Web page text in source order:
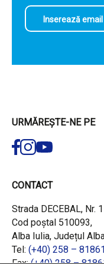
URMĂREȘTE-NE PE
CONTACT
Strada DECEBAL, Nr.
Cod poștal 510093,
Alba Iulia, Județul
Tel: (+40) 258 –